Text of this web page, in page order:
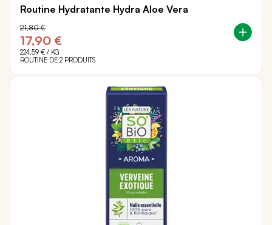
Routine Hydratante Hydra Aloe Vera
17,90 €
21,80 €
224,59 € / KG
ROUTINE DE 2 PRODUITS